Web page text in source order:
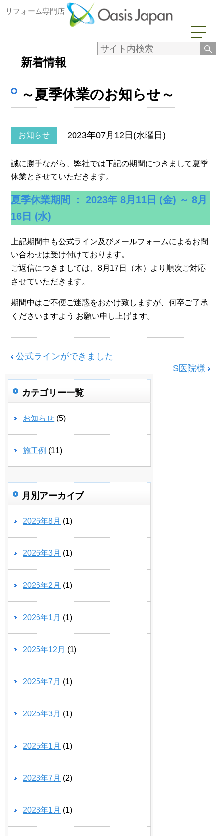
リフォーム専門店
新着情報
～夏季休業のお知らせ～
お知らせ 2023年07月12日(水曜日)
誠に勝手ながら、弊社では下記の期間につきまして夏季
休業とさせていただきます。
夏季休業期間 ： 2023年 8月11日 (金) ～ 8月
16日 (水)
上記期間中も公式ライン及びメールフォームによるお問
い合わせは受け付けております。
ご返信につきましては、8月17日（木）より順次ご対応
させていただきます。
期間中はご不便ご迷惑をおかけ致しますが、何卒ご了承
くださいますよう お願い申し上げます。
公式ラインができました
S医院様
カテゴリー一覧
お知らせ (5)
施工例 (11)
月別アーカイブ
2026年8月 (1)
2026年3月 (1)
2026年2月 (1)
2026年1月 (1)
2025年12月 (1)
2025年7月 (1)
2025年3月 (1)
2025年1月 (1)
2023年7月 (2)
2023年1月 (1)